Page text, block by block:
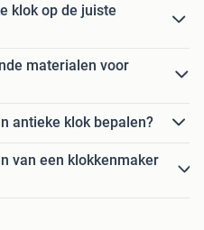
klok op de juiste
materialen voor
antieke klok bepalen?
van een klokkenmaker